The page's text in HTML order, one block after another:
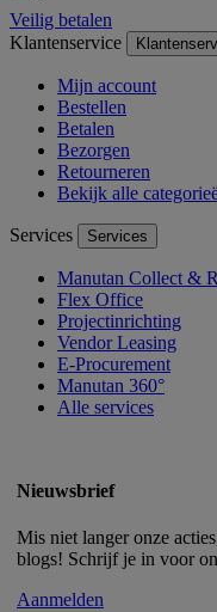
Veilig betalen
Klantenservice
Mijn account
Bestellen
Betalen
Bezorgen
Retourneren
Bekijk alle
Services Services
Manutan Collect &
Flex Office
Projectinrichting
Vendor Leasing
E-Procurement
Manutan 360°
Alle services
Nieuwsbrief
Mis niet langer onze
blogs! Schrijf je in voor
Aanmelden